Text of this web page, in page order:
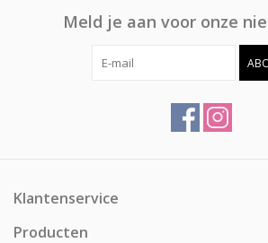
Meld je aan voor onze
Klantenservice
Producten